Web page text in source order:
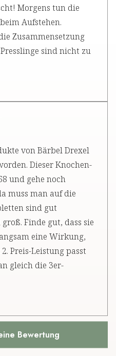
Morgens tun die
Aufstehen.
Zusammensetzung
sind nicht zu
von Bärbel Drexel
Dieser Knochen-
und gehe noch
muss man auf die
sind gut
Finde gut, dass sie
eine Wirkung,
Preis-Leistung passt
gleich die 3er-
Bewertung